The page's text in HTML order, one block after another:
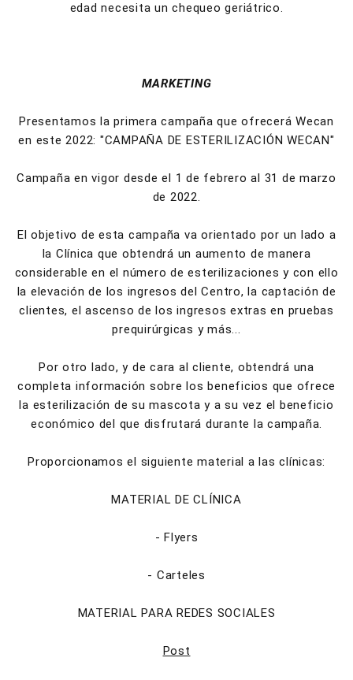
edad necesita un chequeo geriátrico.
MARKETING
Presentamos la primera campaña que ofrecerá Wecan
en este 2022: "CAMPAÑA DE ESTERILIZACIÓN WECAN"
Campaña en vigor desde el 1 de febrero al 31 de marzo
de 2022.
El objetivo de esta campaña va orientado por un lado a
la Clínica que obtendrá un aumento de manera
considerable en el número de esterilizaciones y con ello
la elevación de los ingresos del Centro, la captación de
clientes, el ascenso de los ingresos extras en pruebas
prequirúrgicas y más...
Por otro lado, y de cara al cliente, obtendrá una
completa información sobre los beneficios que ofrece
la esterilización de su mascota y a su vez el beneficio
económico del que disfrutará durante la campaña.
Proporcionamos el siguiente material a las clínicas:
MATERIAL DE CLÍNICA
- Flyers
- Carteles
MATERIAL PARA REDES SOCIALES
Post